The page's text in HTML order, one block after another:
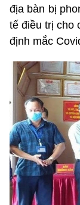
địa bàn bị
tế điều trị cho
định mắc